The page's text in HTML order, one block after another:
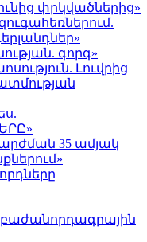
փրկվածներից»
գորգ»
Լուվրից
35 ամյակ